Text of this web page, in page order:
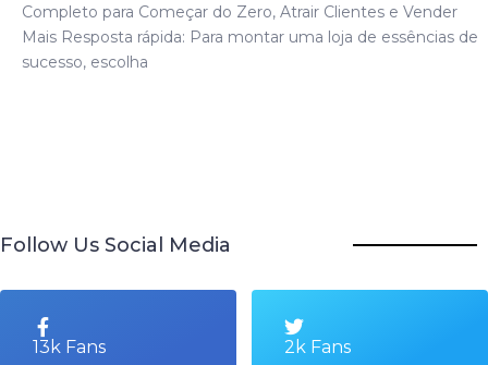
Completo para Começar do Zero, Atrair Clientes e Vender
Mais Resposta rápida: Para montar uma loja de essências de
sucesso, escolha
Follow Us Social Media
13k Fans 2k Fans